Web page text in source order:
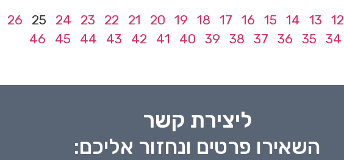
12
13
14
15
16
17
18
19
20
21
22
23
24
25
26
34
35
36
37
38
39
40
41
42
43
44
45
46
ליצירת קשר
השאירו פרטים ונחזור אליכם: